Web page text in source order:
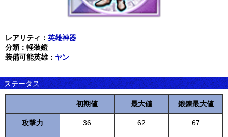
レアリティ： 英雄神器
分類：軽装鎧
装備可能英雄： ヤン
ステータス
初期値 最大値 鍛錬最大値
攻撃力 36 62 67